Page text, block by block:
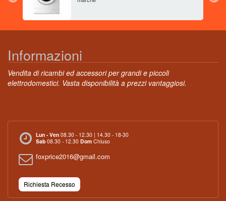
Informazioni
Vendita di ricambi ed accessori per grandi e piccoli
elettrodomestici. Vasta disponibilità a prezzi vantaggiosi.
Lun - Ven 08.30 - 12.30 | 14.30 - 18-30
Sab 08.30 - 12.30 Dom Chiuso
foxprice2016@gmail.com
Richiesta Recesso